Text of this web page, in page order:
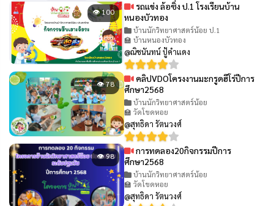
👁 100
รถแข่ง ล้อซิ่ง ป.1 โรงเรียนบ้าน
หนองบัวทอง
บ้านนักวิทยาศาสตร์น้อย ป.1
🏫 บ้านหนองบัวทอง
@ณิชนันทน์ ปู้คำแดง
👁 78
คลิปVDOโครงงานมะกรูดฮีโร่ปีการ
ศึกษา2568
บ้านนักวิทยาศาสตร์น้อย
🏫 วัดโขดหอย
@สุทธิดา รัตนวงศ์
👁 98
การทดลอง20กิจกรรมปีการ
ศึกษา2568
บ้านนักวิทยาศาสตร์น้อย
🏫 วัดโขดหอย
@สุทธิดา รัตนวงศ์